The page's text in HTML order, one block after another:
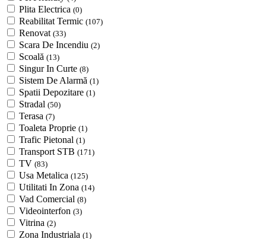
Plita Electrica (0)
Reabilitat Termic (107)
Renovat (33)
Scara De Incendiu (2)
Scoală (13)
Singur In Curte (8)
Sistem De Alarmă (1)
Spatii Depozitare (1)
Stradal (50)
Terasa (7)
Toaleta Proprie (1)
Trafic Pietonal (1)
Transport STB (171)
TV (83)
Usa Metalica (125)
Utilitati In Zona (14)
Vad Comercial (8)
Videointerfon (3)
Vitrina (2)
Zona Industriala (1)